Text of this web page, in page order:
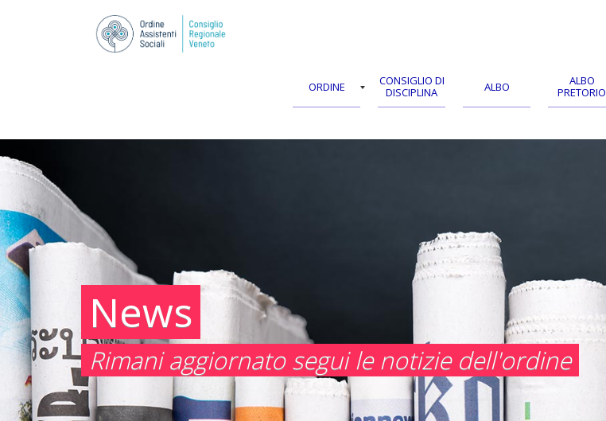
ORDINE
CONSIGLIO DI
DISCIPLINA
ALBO
ALBO
PRETORIO
News
Rimani aggiornato segui le notizie dell'ordine